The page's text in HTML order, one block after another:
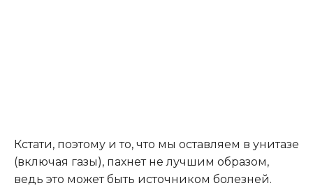
Кстати, поэтому и то, что мы оставляем в унитазе
(включая газы), пахнет не лучшим образом,
ведь это может быть источником болезней.